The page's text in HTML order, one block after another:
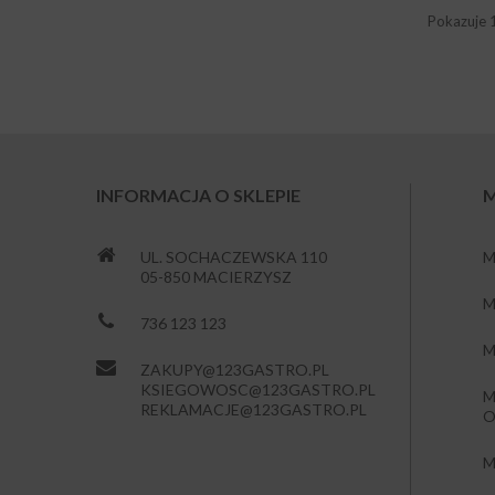
Pokazuje
INFORMACJA O SKLEPIE
UL. SOCHACZEWSKA 110
05-850 MACIERZYSZ
736 123 123
ZAKUPY@123GASTRO.PL
KSIEGOWOSC@123GASTRO.PL
REKLAMACJE@123GASTRO.PL